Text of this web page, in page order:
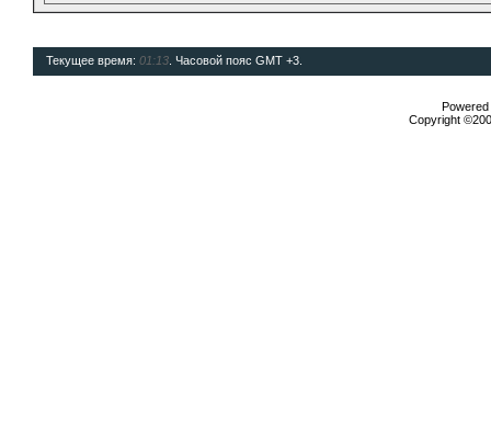
Текущее время: 01:13 . Часовой пояс GMT +3.
Copyright